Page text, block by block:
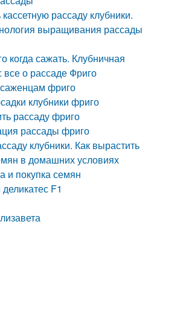
рассаду клубники.
выращивания рассады
когда сажать. Клубничная
все о рассаде Фриго
фриго
клубники фриго
рассаду фриго
рассады фриго
клубники. Как вырастить
в домашних условиях
и покупка семян
F1